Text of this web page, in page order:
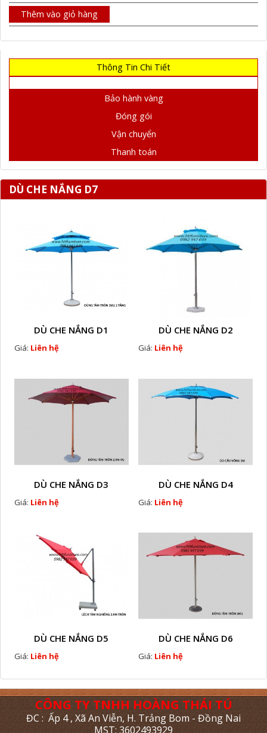
Thêm vào giỏ hàng
Thông Tin Chi Tiết
Bảo hành vàng
Đóng gói
Vận chuyển
Thanh toán
DÙ CHE NẮNG D7
DÙ CHE NẮNG D1
Giá: Liên hệ
DÙ CHE NẮNG D2
Giá: Liên hệ
DÙ CHE NẮNG D3
Giá: Liên hệ
DÙ CHE NẮNG D4
Giá: Liên hệ
DÙ CHE NẮNG D5
Giá: Liên hệ
DÙ CHE NẮNG D6
Giá: Liên hệ
CÔNG TY TNHH HOÀNG THÁI TÚ
ĐC : Ấp 4 , Xã An Viễn, H. Trảng Bom - Đồng Nai
MST: 3602493929